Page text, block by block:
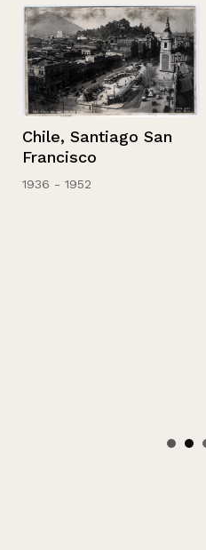
Chile, Santiago San
Francisco
1936 - 1952